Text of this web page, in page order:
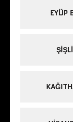
EYÜP